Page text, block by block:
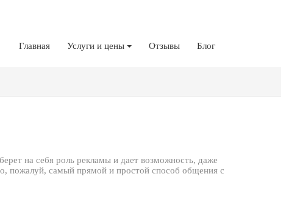
Главная Услуги и цены Отзывы Блог
на себя роль рекламы и дает возможность, даже
пожалуй, самый прямой и простой способ общения с